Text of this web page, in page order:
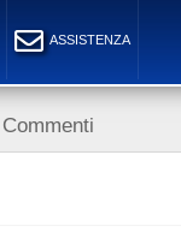
ASSISTENZA
Commenti